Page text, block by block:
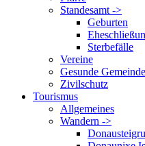
Standesamt ->
Geburten
Sterbefälle
Vereine
Gesunde Gemeinde
Zivilschutz
Tourismus
Allgemeines
Wandern ->